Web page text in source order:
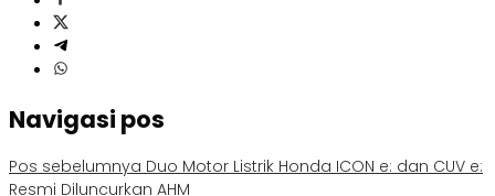
Navigasi pos
Pos sebelumnya Duo Motor Listrik Honda ICON e: dan CUV e:
Resmi Diluncurkan AHM